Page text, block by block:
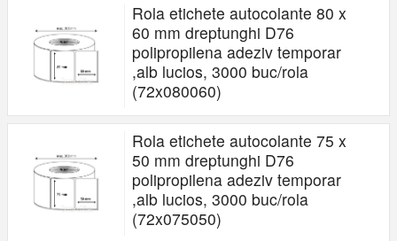
Rola etichete autocolante 80 x
60 mm dreptunghi D76
polipropilena adeziv temporar
,alb lucios, 3000 buc/rola
(72x080060)
Rola etichete autocolante 75 x
50 mm dreptunghi D76
polipropilena adeziv temporar
,alb lucios, 3000 buc/rola
(72x075050)